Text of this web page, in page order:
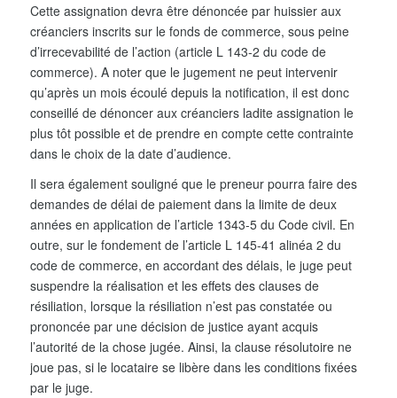
Cette assignation devra être dénoncée par huissier aux
créanciers inscrits sur le fonds de commerce, sous peine
d’irrecevabilité de l’action (article L 143-2 du code de
commerce). A noter que le jugement ne peut intervenir
qu’après un mois écoulé depuis la notification, il est donc
conseillé de dénoncer aux créanciers ladite assignation le
plus tôt possible et de prendre en compte cette contrainte
dans le choix de la date d’audience.
Il sera également souligné que le preneur pourra faire des
demandes de délai de paiement dans la limite de deux
années en application de l’article 1343-5 du Code civil. En
outre, sur le fondement de l’article L 145-41 alinéa 2 du
code de commerce, en accordant des délais, le juge peut
suspendre la réalisation et les effets des clauses de
résiliation, lorsque la résiliation n’est pas constatée ou
prononcée par une décision de justice ayant acquis
l’autorité de la chose jugée. Ainsi, la clause résolutoire ne
joue pas, si le locataire se libère dans les conditions fixées
par le juge.